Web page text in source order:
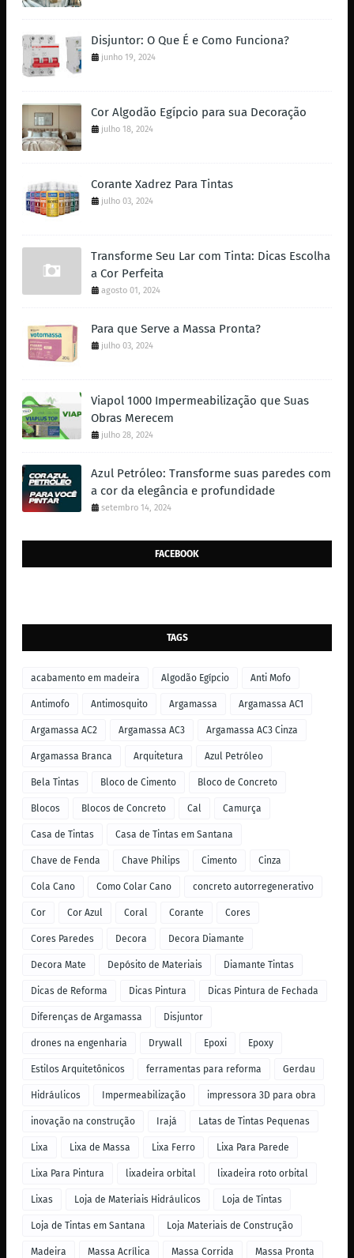
Disjuntor: O Que É e Como Funciona?
junho 19, 2024
Cor Algodão Egípcio para sua Decoração
julho 18, 2024
Corante Xadrez Para Tintas
julho 03, 2024
Transforme Seu Lar com Tinta: Dicas Escolha
a Cor Perfeita
agosto 01, 2024
Para que Serve a Massa Pronta?
julho 03, 2024
Viapol 1000 Impermeabilização que Suas
Obras Merecem
julho 28, 2024
Azul Petróleo: Transforme suas paredes com
a cor da elegância e profundidade
setembro 14, 2024
FACEBOOK
TAGS
acabamento em madeira Algodão Egípcio Anti Mofo
Antimofo Antimosquito Argamassa Argamassa AC1
Argamassa AC2 Argamassa AC3 Argamassa AC3 Cinza
Argamassa Branca Arquitetura Azul Petróleo
Bela Tintas Bloco de Cimento Bloco de Concreto
Blocos Blocos de Concreto Cal Camurça
Casa de Tintas Casa de Tintas em Santana
Chave de Fenda Chave Philips Cimento Cinza
Cola Cano Como Colar Cano concreto autorregenerativo
Cor Cor Azul Coral Corante Cores
Cores Paredes Decora Decora Diamante
Decora Mate Depósito de Materiais Diamante Tintas
Dicas de Reforma Dicas Pintura Dicas Pintura de Fechada
Diferenças de Argamassa Disjuntor
drones na engenharia Drywall Epoxi Epoxy
Estilos Arquitetônicos ferramentas para reforma Gerdau
Hidráulicos Impermeabilização impressora 3D para obra
inovação na construção Irajá Latas de Tintas Pequenas
Lixa Lixa de Massa Lixa Ferro Lixa Para Parede
Lixa Para Pintura lixadeira orbital lixadeira roto orbital
Lixas Loja de Materiais Hidráulicos Loja de Tintas
Loja de Tintas em Santana Loja Materiais de Construção
Madeira Massa Acrílica Massa Corrida Massa Pronta